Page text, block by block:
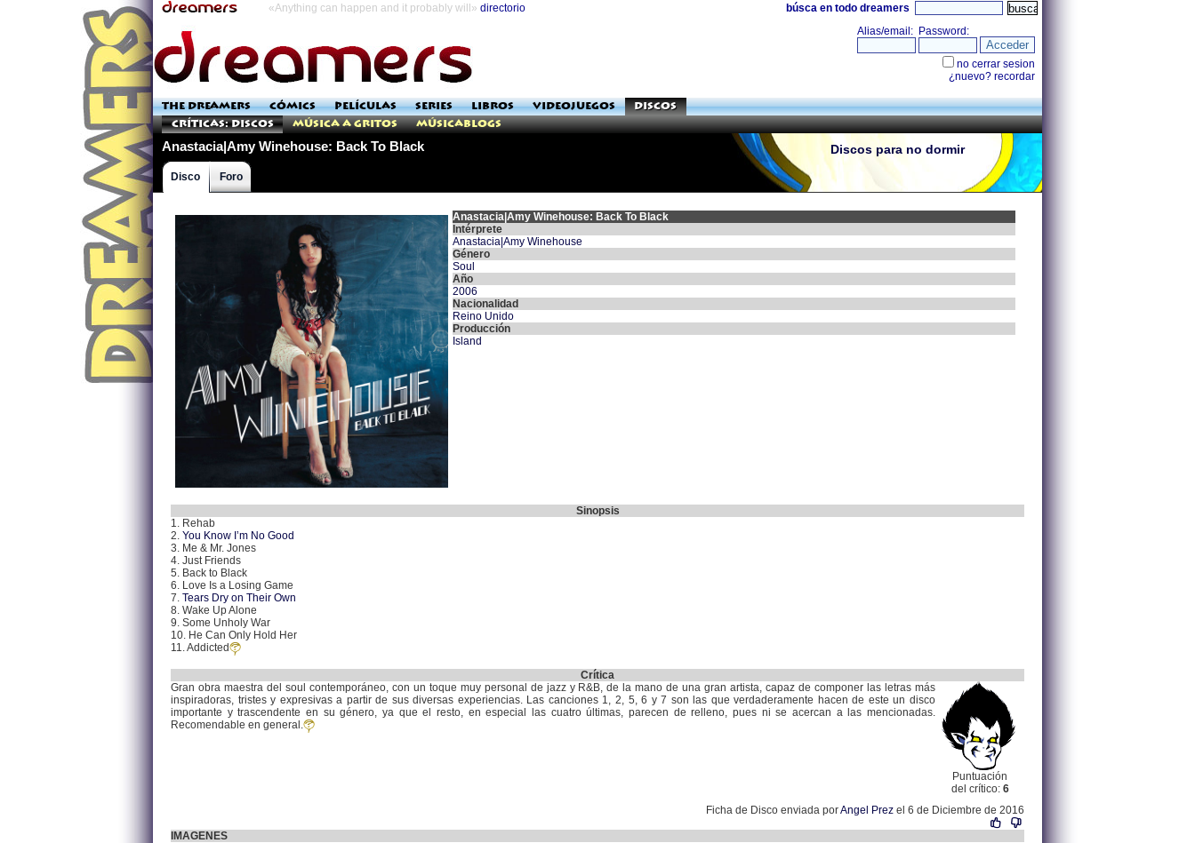
«Anything can happen and it probably will» directorio búsca en todo dreamers
THE DREAMERS CÓMICS PELÍCULAS SERIES LIBROS VIDEOJUEGOS
DISCOS
Críticas: Discos
Música a Gritos Músicablogs
Anastacia|Amy Winehouse: Back To Black Discos para no dormir
Disco Foro
Anastacia|Amy Winehouse: Back To Black
Intérprete
Anastacia|Amy Winehouse
Género
Soul
Año
2006
Nacionalidad
Reino Unido
Producción
Island
Sinopsis
1. Rehab
2. You Know I’m No Good
3. Me & Mr. Jones
4. Just Friends
5. Back to Black
6. Love Is a Losing Game
7. Tears Dry on Their Own
8. Wake Up Alone
9. Some Unholy War
10. He Can Only Hold Her
11. Addicted
Crítica
Puntuación
del crítico: 6
Gran obra maestra del soul contemporáneo, con un toque muy personal de jazz y R&B, de la mano de una gran artista, capaz de componer las letras más
inspiradoras, tristes y expresivas a partir de sus diversas experiencias. Las canciones 1, 2, 5, 6 y 7 son las que verdaderamente hacen de este un disco
importante y trascendente en su género, ya que el resto, en especial las cuatro últimas, parecen de relleno, pues ni se acercan a las mencionadas.
Recomendable en general.
Ficha de Disco enviada porAngel Prez el 6 de Diciembre de 2016
IMAGENES